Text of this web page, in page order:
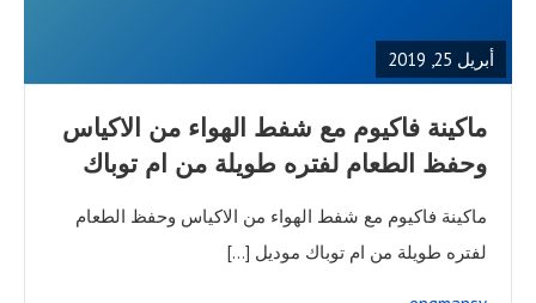
أبريل 25, 2019
ماكينة فاكيوم مع شفط الهواء من الاكياس
وحفظ الطعام لفتره طويلة من ام توباك
ماكينة فاكيوم مع شفط الهواء من الاكياس وحفظ الطعام
لفتره طويلة من ام توباك موديل […]